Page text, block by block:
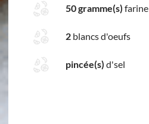
50 gramme(s) farine
2 blancs d'oeufs
pincée(s) d'sel